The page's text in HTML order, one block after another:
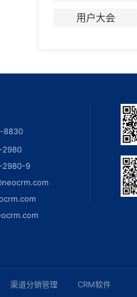
用户大会
8830
2980
2980-9
渠道分销管理
CRM软件